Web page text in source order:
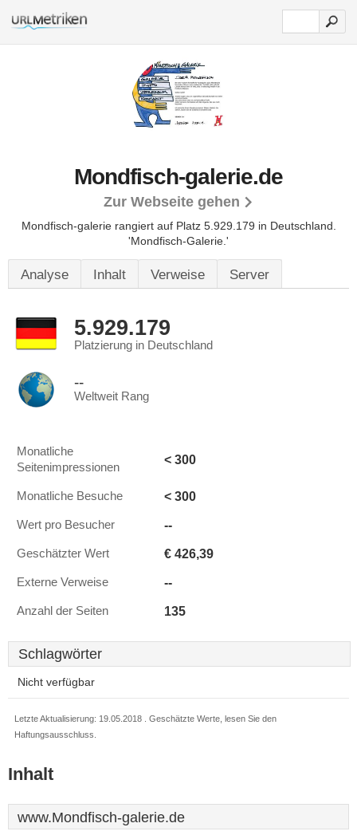
Mondfisch-galerie.de
Zur Webseite gehen
Mondfisch-galerie rangiert auf Platz 5.929.179 in Deutschland.
'Mondfisch-Galerie.'
Analyse Inhalt Verweise Server
5.929.179
Platzierung in Deutschland
--
Weltweit Rang
Monatliche
Seitenimpressionen
< 300
Monatliche Besuche < 300
Wert pro Besucher --
Geschätzter Wert € 426,39
Externe Verweise --
Anzahl der Seiten 135
Schlagwörter
Nicht verfügbar
Letzte Aktualisierung: 19.05.2018 . Geschätzte Werte, lesen Sie den
Haftungsausschluss.
Inhalt
www.Mondfisch-galerie.de